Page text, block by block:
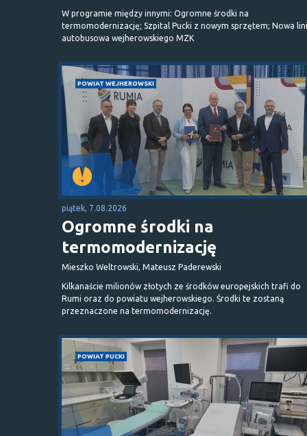
W programie między innymi: Ogromne środki na
termomodernizację; Szpital Pucki z nowym sprzętem; Nowa
autobusowa wejherowskiego MZK
POWIAT WEJHEROWSKI
piątek, 7.08.2026
Ogromne środki na
termomodernizację
Mieszko Weltrowski, Mateusz Paderewski
Kilkanaście milionów złotych ze środków europejskich trafi do
Rumi oraz do powiatu wejherowskiego. Środki te zostaną
przeznaczone na termomodernizację.
POWIAT PUCKI